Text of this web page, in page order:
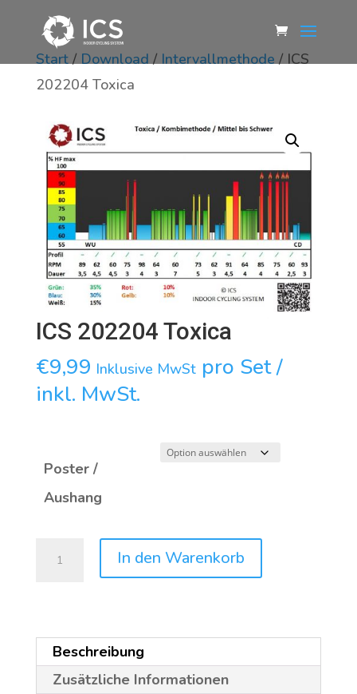
Start/Download/Intervallmethode/ ICS
202204 Toxica
ICS 202204 Toxica
€9,99 Inklusive MwStpro Set /
inkl. MwSt.
Poster /
Aushang
In den Warenkorb
Beschreibung
Zusätzliche Informationen